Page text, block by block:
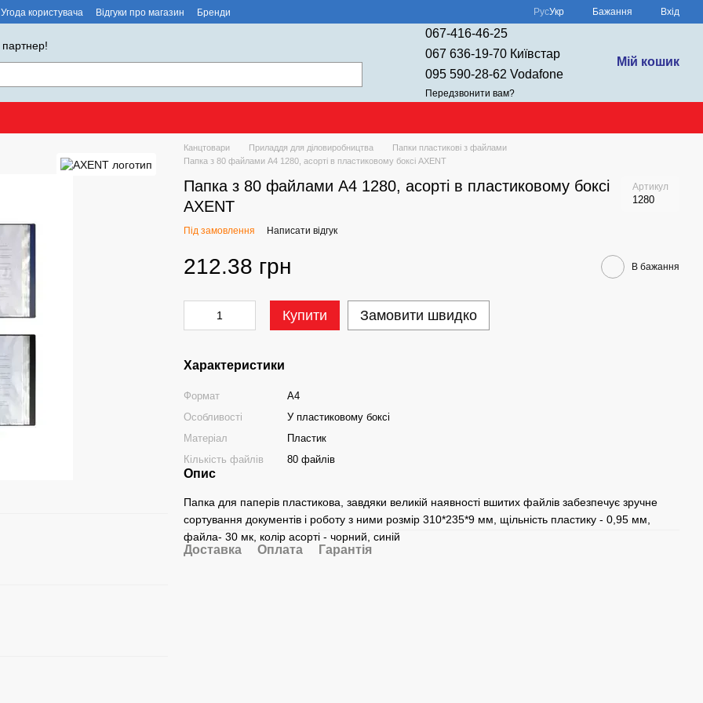
Угода користувача Відгуки про магазин Бренди РусУкр Бажання Вхід
067-416-46-25
067 636-19-70 Київстар
095 590-28-62 Vodafone
Передзвонити вам?
Мій кошик
Канцтовари Приладдя для діловиробництва
Папки пластикові з файлами
Папка з 80 файлами А4 1280, асорті в пластиковому боксі AXENT
Папка з 80 файлами А4 1280, асорті в пластиковому боксі
AXENT
Артикул
1280
Під замовлення Написати відгук
212.38 грн В бажання
Купити Замовити швидко
Характеристики
Формат
А4
Особливості
У пластиковому боксі
Матеріал
Пластик
Кількість файлів
80 файлів
Опис
Папка для паперів пластикова, завдяки великій наявності вшитих файлів забезпечує зручне
сортування документів і роботу з ними розмір 310*235*9 мм, щільність пластику - 0,95 мм,
файла- 30 мк, колір асорті - чорний, синій
Доставка Оплата Гарантія